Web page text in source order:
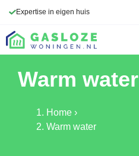
de
inhoud
Expertise in eigen huis
Warm water
Home ›
Warm water